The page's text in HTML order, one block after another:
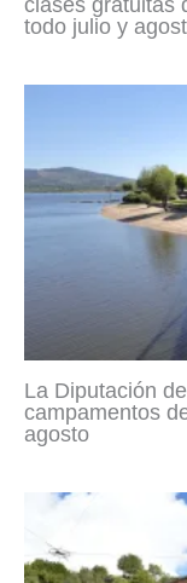
todo julio y
La Diputación
campamentos
agosto